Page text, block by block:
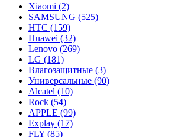
Xiaomi (2)
SAMSUNG (525)
HTC (159)
Huawei (32)
Lenovo (269)
LG (181)
Влагозащитные (3)
Универсальные (90)
Alcatel (10)
Rock (54)
APPLE (99)
Explay (17)
FLY (85)